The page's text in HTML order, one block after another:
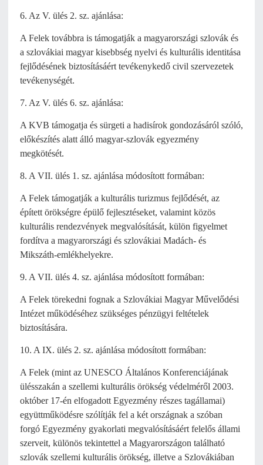
6. Az V. ülés 2. sz. ajánlása:
A Felek továbbra is támogatják a magyarországi szlovák és
a szlovákiai magyar kisebbség nyelvi és kulturális identitása
fejlődésének biztosításáért tevékenykedő civil szervezetek
tevékenységét.
7. Az V. ülés 6. sz. ajánlása:
A KVB támogatja és sürgeti a hadisírok gondozásáról szóló,
előkészítés alatt álló magyar-szlovák egyezmény
megkötését.
8. A VII. ülés 1. sz. ajánlása módosított formában:
A Felek támogatják a kulturális turizmus fejlődését, az
épített örökségre épülő fejlesztéseket, valamint közös
kulturális rendezvények megvalósítását, külön figyelmet
fordítva a magyarországi és szlovákiai Madách- és
Mikszáth-emlékhelyekre.
9. A VII. ülés 4. sz. ajánlása módosított formában:
A Felek törekedni fognak a Szlovákiai Magyar Művelődési
Intézet működéséhez szükséges pénzügyi feltételek
biztosítására.
10. A IX. ülés 2. sz. ajánlása módosított formában:
A Felek (mint az UNESCO Általános Konferenciájának
ülésszakán a szellemi kulturális örökség védelméről 2003.
október 17-én elfogadott Egyezmény részes tagállamai)
együttműködésre szólítják fel a két országnak a szóban
forgó Egyezmény gyakorlati megvalósításáért felelős állami
szerveit, különös tekintettel a Magyarországon található
szlovák szellemi kulturális örökség, illetve a Szlovákiában